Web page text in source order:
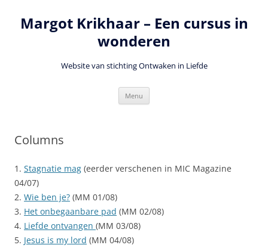
de
inhoud
Margot Krikhaar – Een cursus in
wonderen
Website van stichting Ontwaken in Liefde
Menu
Columns
1. Stagnatie mag (eerder verschenen in MIC Magazine
04/07)
2. Wie ben je? (MM 01/08)
3. Het onbegaanbare pad (MM 02/08)
4. Liefde ontvangen (MM 03/08)
5. Jesus is my lord (MM 04/08)